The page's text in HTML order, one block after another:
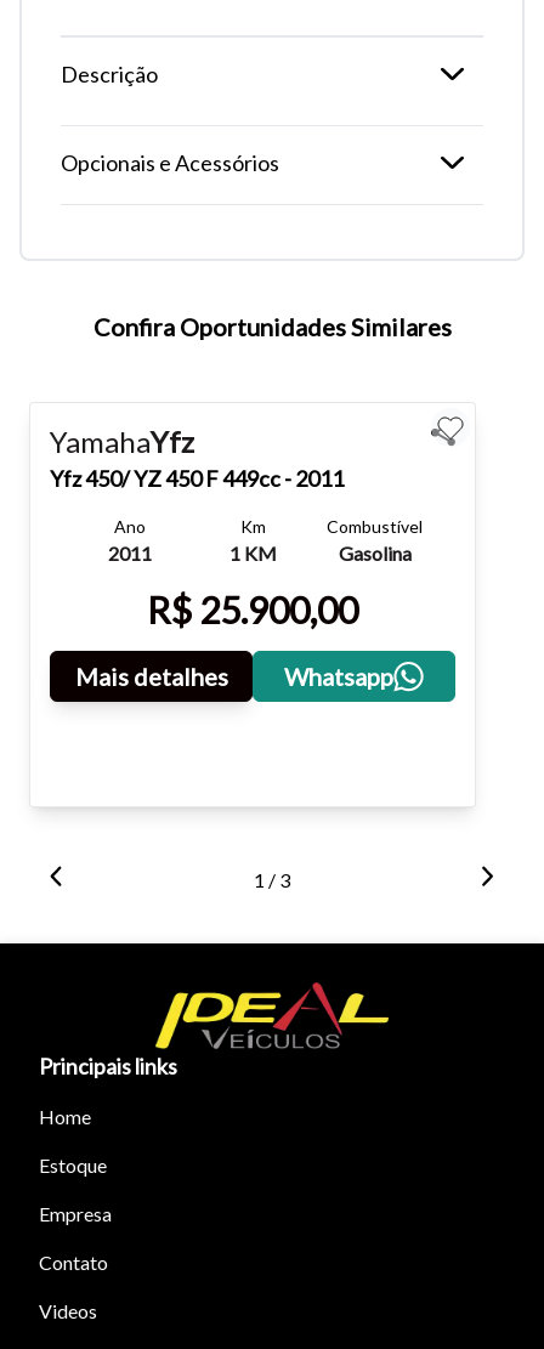
Descrição
Opcionais e Acessórios
Confira Oportunidades Similares
YamahaYfz
Yfz450/ YZ 450 F 449cc - 2011
Ano
2011
Km
1 KM
Combustível
Gasolina
R$ 25.900,00
Mais detalhes Whatsapp
1 / 3
Principais links
Home
Estoque
Empresa
Contato
Videos